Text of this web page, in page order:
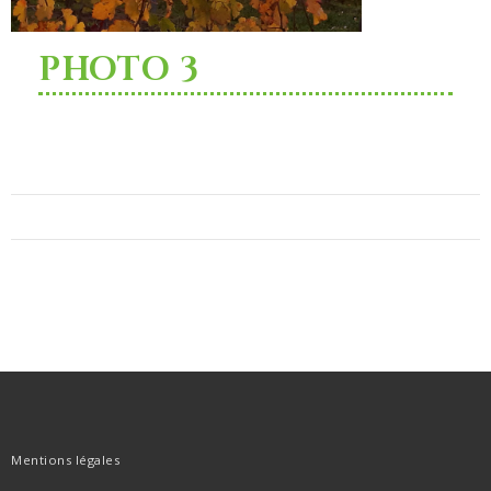
PHOTO 3
Navigation
Mentions légales